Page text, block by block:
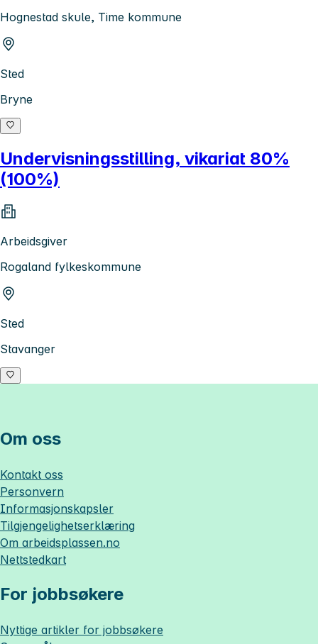
Hognestad skule, Time kommune
Sted
Bryne
Undervisningsstilling, vikariat 80%
(100%)
Arbeidsgiver
Rogaland fylkeskommune
Sted
Stavanger
Om oss
Kontakt oss
Personvern
Informasjonskapsler
Tilgjengelighetserklæring
Om arbeidsplassen.no
Nettstedkart
For jobbsøkere
Nyttige artikler for jobbsøkere